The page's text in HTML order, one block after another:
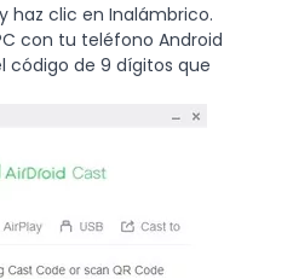
haz clic en Inalámbrico.
con tu teléfono Android
código de 9 dígitos que